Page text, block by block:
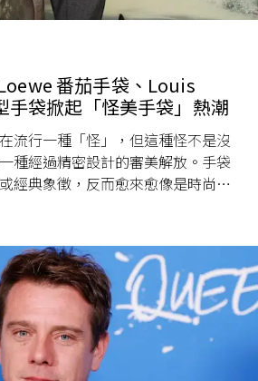
番茄手袋、Louis
袋掀起「怪美手袋」熱潮
流行一種「怪」，但這種怪不是沒
種經過精密設計的審美解放。手袋
經典象徵，反而愈來愈像是時尚品